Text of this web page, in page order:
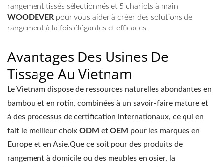
rangement tissés sélectionnés et 5 chariots à main
WOODEVER pour vous aider à créer des solutions de
rangement à la fois élégantes et efficaces.
Avantages Des Usines De
Tissage Au Vietnam
Le Vietnam dispose de ressources naturelles abondantes en
bambou et en rotin, combinées à un savoir-faire mature et
à des processus de certification internationaux, ce qui en
fait le meilleur choix ODM et OEM pour les marques en
Europe et en Asie.Que ce soit pour des produits de
rangement à domicile ou des meubles en osier, la